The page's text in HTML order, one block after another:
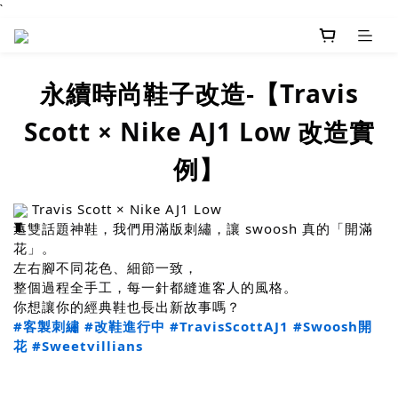
`
永續時尚鞋子改造-【Travis
Scott × Nike AJ1 Low 改造實
例】
Travis Scott × Nike AJ1 Low
這雙話題神鞋，我們用滿版刺繡，讓 swoosh 真的「開滿
花」。
左右腳不同花色、細節一致，
整個過程全手工，每一針都縫進客人的風格。
你想讓你的經典鞋也長出新故事嗎？
#客製刺繡 #改鞋進行中 #TravisScottAJ1 #Swoosh開
花 #Sweetvillians